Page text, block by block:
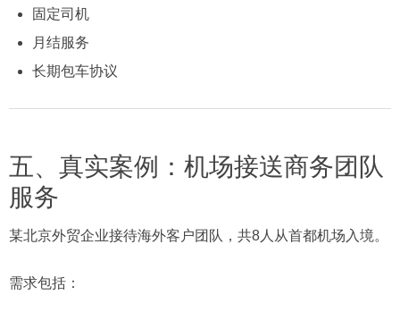
固定司机
月结服务
长期包车协议
五、真实案例：机场接送商务团队
服务
某北京外贸企业接待海外客户团队，共8人从首都机场入境。
需求包括：